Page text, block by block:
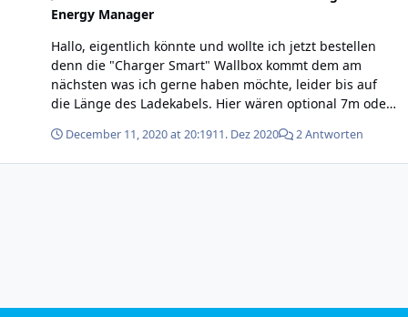
Energy Manager
Hallo, eigentlich könnte und wollte ich jetzt bestellen
denn die "Charger Smart" Wallbox kommt dem am
nächsten was ich gerne haben möchte, leider bis auf
die Länge des Ladekabels. Hier wären optional 7m oder
demnächst geholfen werden ? Sonst müsste ich wohl
oder übel schon an der neuen Box ein längeres Kabel
December 11, 2020 at 20:1911. Dez 2020 2 Antworten